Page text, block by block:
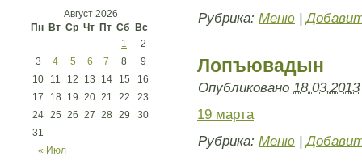
Август 2026
Пн Вт Ср Чт Пт Сб Вс
« Июл
1
2
3
4 5 6 7 8
9
10
11 12 13 14 15
16
17
18 19 20 21 22
23
24 25 26 27 28 29
30
31
Рубрика: Меню |
Лопъювадын
Опубликовано 18.03.2013
19 марта
Рубрика: Меню |